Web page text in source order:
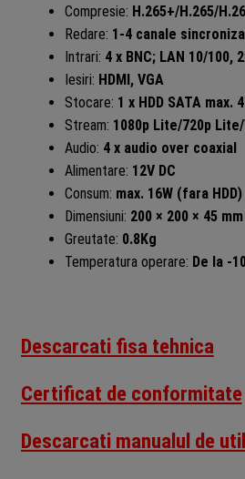
Compresie: H.265+/H.265/
Redare: 1-4 canale
Intrari: 4 x BNC; LAN 10/100,
Iesiri: HDMI, VGA
Stocare: 1 x HDD SATA max.
Stream: 1080p Lite/720p Lite/
Audio: 4 x audio over coaxial
Alimentare: 12V DC
Consum: max. 16W (fara HDD)
Dimensiuni: 200 × 200 × 45 mm
Greutate: 0.8Kg
Temperatura operare: De la -
Descarcati fisa tehnica
Certificat de conformitate
Descarcati manualul de